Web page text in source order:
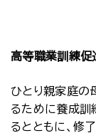
高等職業訓練促
ひとり親家庭の
るために養成訓
るとともに、修